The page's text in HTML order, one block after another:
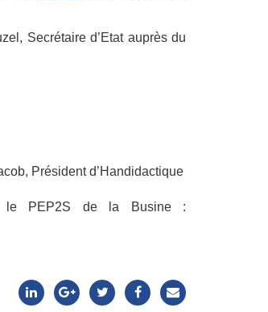
Secrétaire d’Etat auprès du
Président d’Handidactique
PEP2S de la Busine :